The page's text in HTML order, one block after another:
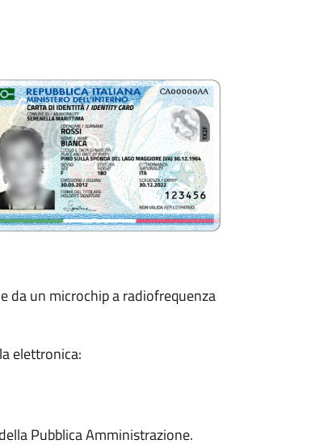
da un microchip a radiofrequenza
elettronica:
Pubblica Amministrazione.